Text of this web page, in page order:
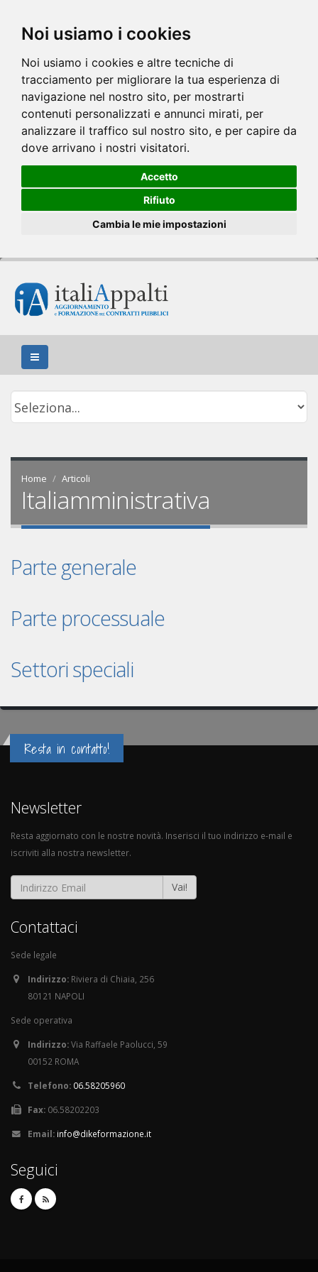
Noi usiamo i cookies
Noi usiamo i cookies e altre tecniche di
tracciamento per migliorare la tua esperienza di
navigazione nel nostro sito, per mostrarti
contenuti personalizzati e annunci mirati, per
analizzare il traffico sul nostro sito, e per capire da
dove arrivano i nostri visitatori.
Accetto
Rifiuto
Cambia le mie impostazioni
Home Articoli
Italiamministrativa
Parte generale
Parte processuale
Settori speciali
Resta in contatto!
Newsletter
Resta aggiornato con le nostre novità. Inserisci il tuo indirizzo e-mail e
iscriviti alla nostra newsletter.
Vai!
Contattaci
Sede legale
Indirizzo: Riviera di Chiaia, 256
80121 NAPOLI
Sede operativa
Indirizzo:Via Raffaele Paolucci, 59
00152 ROMA
Telefono: 06.58205960
Fax: 06.58202203
Email: info@dikeformazione.it
Seguici